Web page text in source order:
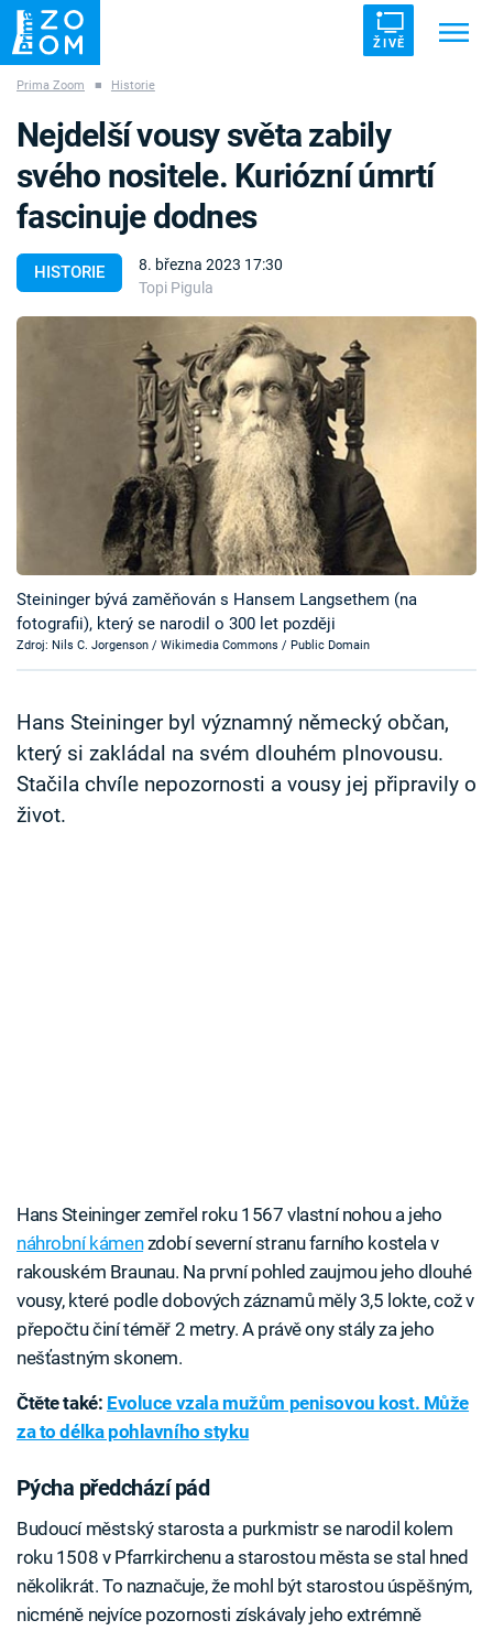
ŽIVĚ
ZÁHADY VETŘELCI DÁVNOVĚKU
Témata
TV Program
Časopis
Sledujte prima+
Přihlášení
Sledujte nás
Prima Zoom ■ Historie
HISTORIE
8. března 2023 17:30
Topi Pigula
Nejdelší vousy světa zabily
svého nositele. Kuriózní úmrtí
fascinuje dodnes
Steininger bývá zaměňován s Hansem Langsethem (na
fotografii), který se narodil o 300 let později
Zdroj: Nils C. Jorgenson / Wikimedia Commons / Public Domain
Hans Steininger byl významný německý občan,
který si zakládal na svém dlouhém plnovousu.
Stačila chvíle nepozornosti a vousy jej připravily o
život.
Hans Steininger zemřel roku 1567 vlastní nohou a jeho
náhrobní kámenzdobí severní stranu farního kostela v
rakouském Braunau. Na první pohled zaujmou jeho dlouhé
vousy, které podle dobových záznamů měly 3,5 lokte, což v
přepočtu činí téměř 2 metry. A právě ony stály za jeho
nešťastným skonem.
Čtěte také: Evoluce vzala mužům penisovou kost. Může
za to délka pohlavního styku
Pýcha předchází pád
Budoucí městský starosta a purkmistr se narodil kolem
roku 1508 v Pfarrkirchenu a starostou města se stal hned
několikrát. To naznačuje, že mohl být starostou úspěšným,
nicméně nejvíce pozornosti získávaly jeho extrémně